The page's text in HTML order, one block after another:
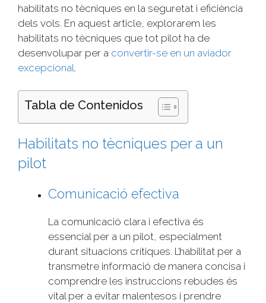
habilitats no tècniques en la seguretat i eficiència
dels vols. En aquest article, explorarem les
habilitats no tècniques que tot pilot ha de
desenvolupar per a convertir-se en un aviador
excepcional.
Tabla de Contenidos
Habilitats no tècniques per a un
pilot
Comunicació efectiva
La comunicació clara i efectiva és
essencial per a un pilot, especialment
durant situacions crítiques. L’habilitat per a
transmetre informació de manera concisa i
comprendre les instruccions rebudes és
vital per a evitar malentesos i prendre